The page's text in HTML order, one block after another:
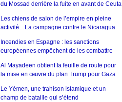
du Mossad derrière la fuite en avant de Ceuta
Les chiens de salon de l’empire en pleine
activité…La campagne contre le Nicaragua
Incendies en Espagne : les sanctions
européennes empêchent de les combattre
Al Mayadeen obtient la feuille de route pour
la mise en œuvre du plan Trump pour Gaza
Le Yémen, une trahison islamique et un
champ de bataille qui s’étend